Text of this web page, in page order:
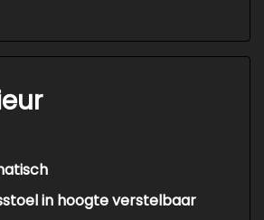
in hoogte verstelbaar